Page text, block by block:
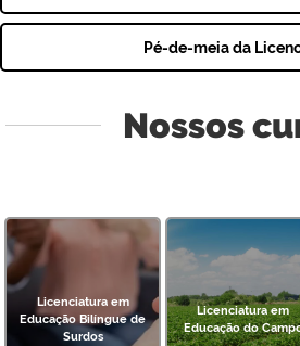
Pé-de-meia da
Nossos
Licenciatura em
Educação Bilíngue de
Surdos
Licenciatura em
Educação do